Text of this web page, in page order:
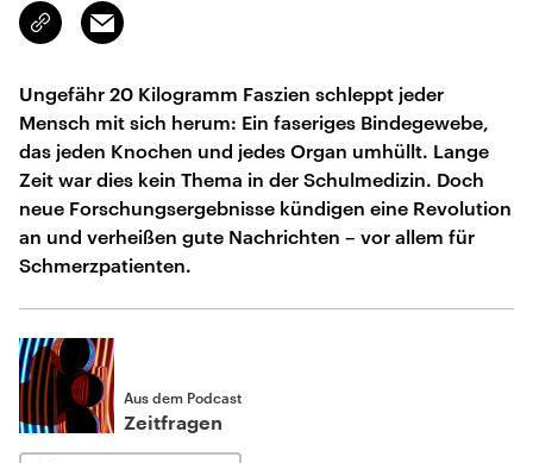
Link
kopieren/teilen
Email
Ungefähr 20 Kilogramm Faszien schleppt jeder
Mensch mit sich herum: Ein faseriges Bindegewebe,
das jeden Knochen und jedes Organ umhüllt. Lange
Zeit war dies kein Thema in der Schulmedizin. Doch
neue Forschungsergebnisse kündigen eine Revolution
an und verheißen gute Nachrichten – vor allem für
Schmerzpatienten.
Aus dem Podcast
Zeitfragen